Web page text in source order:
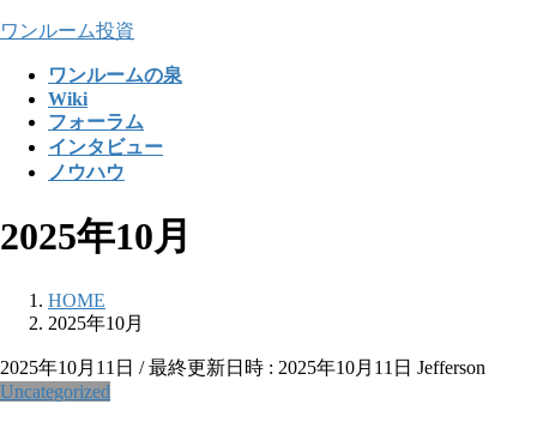
コ
ッ
プ
ナ
移
動
ワンルーム投資
ワンルームの泉
Wiki
フォーラム
インタビュー
ノウハウ
2025年10月
HOME
2025年10月
2025年10月11日 / 最終更新日時 : 2025年10月11日 Jefferson
Uncategorized